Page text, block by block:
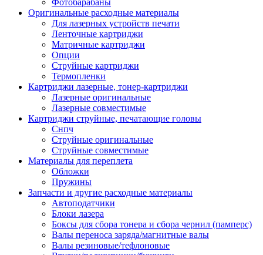
проводников под опрессовку
Гильза соединительная со
болтами
Заглушка термоусадочная
ответвительный
Муфта кабельная концевая
Муфта кабельная соединительная
Наконечник быстроразмыкаемый
Наконечник кабельный со
Наконечник кабельный трубчатый
медных проводников
Наконечник обжимной кабельный
медных проводников
din 46236
Наконечник-гильза для медных
проводников
Оригинальные расходные материалы
Для лазерных устройств печати
Ленточные картриджи
Матричные картриджи
Опции
Струйные картриджи
Термопленки
Картриджи лазерные, тонер-картриджи
Лазерные оригинальные
Лазерные совместимые
Картриджи струйные, печатающие головы
Снпч
Струйные оригинальные
Струйные совместимые
Материалы для переплета
Обложки
Пружины
Запчасти и другие расходные материалы
Автоподатчики
Блоки лазера
Боксы для сбора тонера и сбора чернил (памперс)
Валы переноса заряда/магнитные валы
Валы резиновые/тефлоновые